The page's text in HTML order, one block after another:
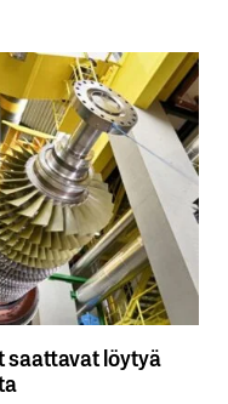
saattavat löytyä